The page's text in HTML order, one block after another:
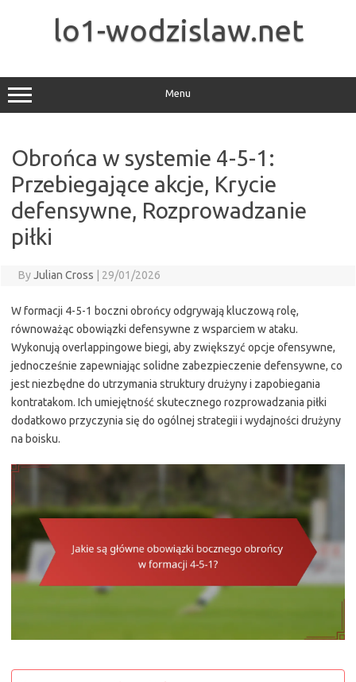
lo1-wodzislaw.net
Menu
Obrońca w systemie 4-5-1:
Przebiegające akcje, Krycie
defensywne, Rozprowadzanie
piłki
ByJulian Cross 29/01/2026
W formacji 4-5-1 boczni obrońcy odgrywają kluczową rolę,
równoważąc obowiązki defensywne z wsparciem w ataku.
Wykonują overlappingowe biegi, aby zwiększyć opcje ofensywne,
jednocześnie zapewniając solidne zabezpieczenie defensywne, co
jest niezbędne do utrzymania struktury drużyny i zapobiegania
kontratakom. Ich umiejętność skutecznego rozprowadzania piłki
dodatkowo przyczynia się do ogólnej strategii i wydajności drużyny
na boisku.